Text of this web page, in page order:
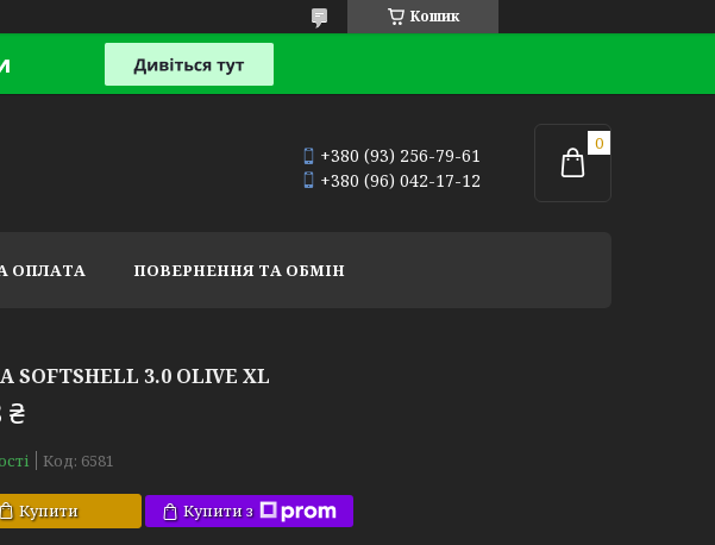
Кошик
+380 (93) 256-79-61
+380 (96) 042-17-12
ОПЛАТА ПОВЕРНЕННЯ ТА ОБМІН
SOFTSHELL 3.0 OLIVE XL
₴
Код: 6581
Купити Купити з